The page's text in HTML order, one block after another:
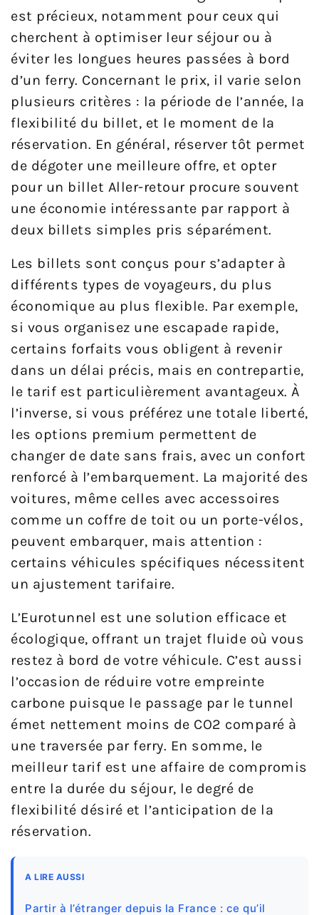
est précieux, notamment pour ceux qui
cherchent à optimiser leur séjour ou à
éviter les longues heures passées à bord
d’un ferry. Concernant le prix, il varie selon
plusieurs critères : la période de l’année, la
flexibilité du billet, et le moment de la
réservation. En général, réserver tôt permet
de dégoter une meilleure offre, et opter
pour un billet Aller-retour procure souvent
une économie intéressante par rapport à
deux billets simples pris séparément.
Les billets sont conçus pour s’adapter à
différents types de voyageurs, du plus
économique au plus flexible. Par exemple,
si vous organisez une escapade rapide,
certains forfaits vous obligent à revenir
dans un délai précis, mais en contrepartie,
le tarif est particulièrement avantageux. À
l’inverse, si vous préférez une totale liberté,
les options premium permettent de
changer de date sans frais, avec un confort
renforcé à l’embarquement. La majorité des
voitures, même celles avec accessoires
comme un coffre de toit ou un porte-vélos,
peuvent embarquer, mais attention :
certains véhicules spécifiques nécessitent
un ajustement tarifaire.
L’Eurotunnel est une solution efficace et
écologique, offrant un trajet fluide où vous
restez à bord de votre véhicule. C’est aussi
l’occasion de réduire votre empreinte
carbone puisque le passage par le tunnel
émet nettement moins de CO2 comparé à
une traversée par ferry. En somme, le
meilleur tarif est une affaire de compromis
entre la durée du séjour, le degré de
flexibilité désiré et l’anticipation de la
réservation.
A LIRE AUSSI
Partir à l’étranger depuis la France : ce qu’il